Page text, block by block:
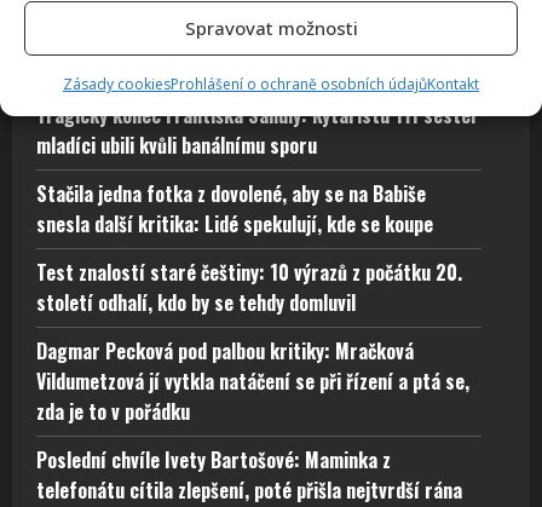
Spravovat možnosti
Zásady cookiesProhlášení o ochraně osobních údajůKontakt
Tragický konec Františka Sahuly: Kytaristu Tří sester
mladíci ubili kvůli banálnímu sporu
Stačila jedna fotka z dovolené, aby se na Babiše
snesla další kritika: Lidé spekulují, kde se koupe
Test znalostí staré češtiny: 10 výrazů z počátku 20.
století odhalí, kdo by se tehdy domluvil
Dagmar Pecková pod palbou kritiky: Mračková
Vildumetzová jí vytkla natáčení se při řízení a ptá se,
zda je to v pořádku
Poslední chvíle Ivety Bartošové: Maminka z
telefonátu cítila zlepšení, poté přišla nejtvrdší rána